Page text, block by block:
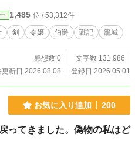
伯爵家。 互いに王に仕える臣下の
なく、約束の期日通りに婚姻は遂行
な自身の幸福を見つけようと決めてい
を旅立った。 これから、い
作は、小説投稿サイト［カクヨ
ンテストに応募し、中間選考に残っ
1,485 位 / 53,312件
剣 令嬢 伯爵 戦記 籠城
感想数 0
文字数 131,986
更新日 2026.08.08
登録日 2026.05.01
お気に入り追加 200
ってきました。偽物の私はど